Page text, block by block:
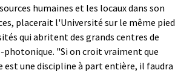
humaines et les locaux dans son
placerait l'Université sur le même pied
qui abritent des grands centres de
photonique. "Si on croit vraiment que
une discipline à part entière, il faudra